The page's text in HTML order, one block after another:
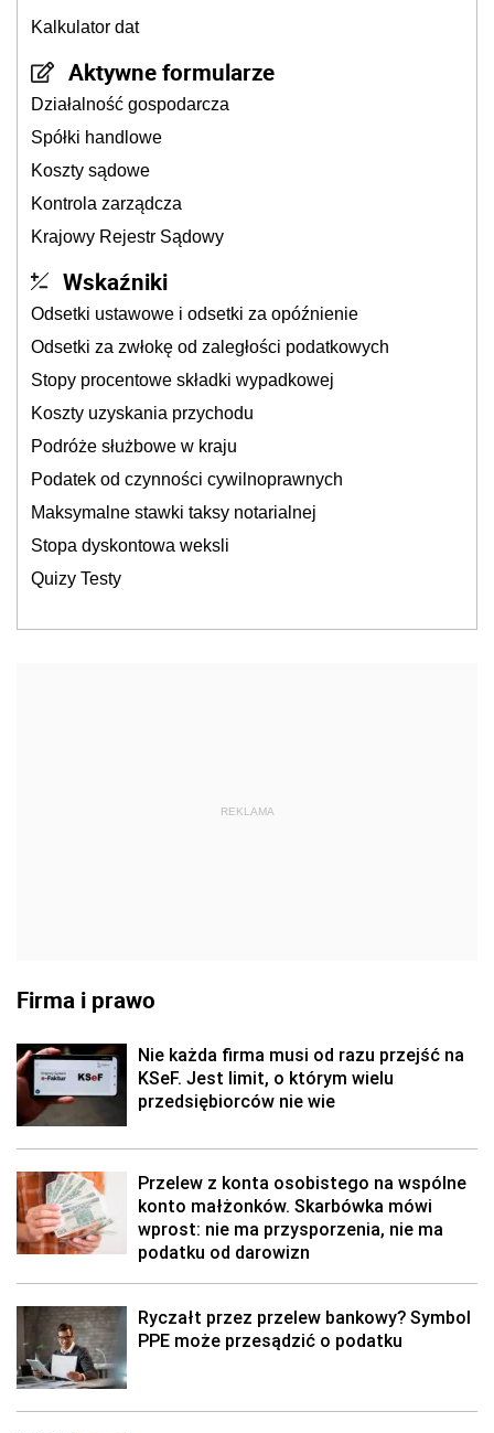
Kalkulator dat
Aktywne formularze
Działalność gospodarcza
Spółki handlowe
Koszty sądowe
Kontrola zarządcza
Krajowy Rejestr Sądowy
Wskaźniki
Odsetki ustawowe i odsetki za opóźnienie
Odsetki za zwłokę od zaległości podatkowych
Stopy procentowe składki wypadkowej
Koszty uzyskania przychodu
Podróże służbowe w kraju
Podatek od czynności cywilnoprawnych
Maksymalne stawki taksy notarialnej
Stopa dyskontowa weksli
Quizy Testy
REKLAMA
Firma i prawo
Nie każda firma musi od razu przejść na
KSeF. Jest limit, o którym wielu
przedsiębiorców nie wie
Przelew z konta osobistego na wspólne
konto małżonków. Skarbówka mówi
wprost: nie ma przysporzenia, nie ma
podatku od darowizn
Ryczałt przez przelew bankowy? Symbol
PPE może przesądzić o podatku